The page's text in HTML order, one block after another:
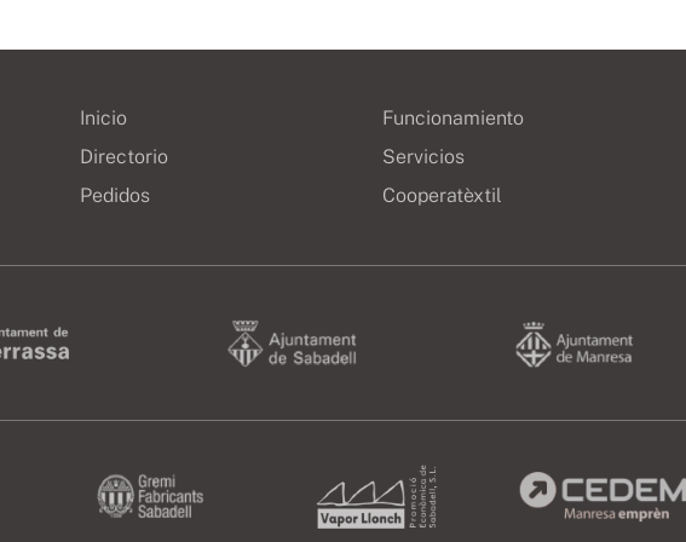
Inicio
Directorio
Pedidos
Funcionamiento
Servicios
Cooperatèxtil